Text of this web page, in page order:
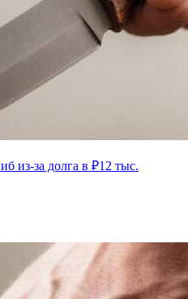
из-за долга в ₽12 тыс.